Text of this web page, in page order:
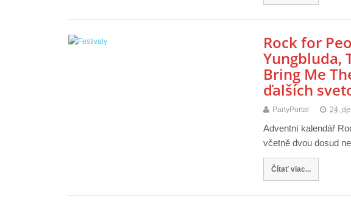
Rock for
Yungbluda,
Bring Me
ďalších
PartyPortal 24.
Adventní kalendář
včetně dvou dosud
Čítať viac...